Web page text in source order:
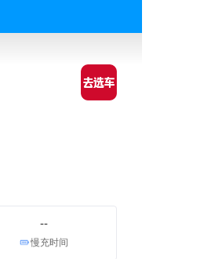
--
慢充时间